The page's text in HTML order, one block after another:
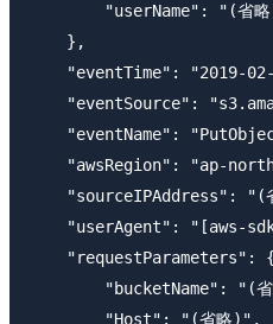
"userName": "(省略
    },
"eventTime": "2019-
"eventSource":
"eventName":
"awsRegion": "ap-
"sourceIPAddress": "(
"userAgent": "[aws-
    "requestParameters": {
"bucketName": "(
        "Host": "(省略)",